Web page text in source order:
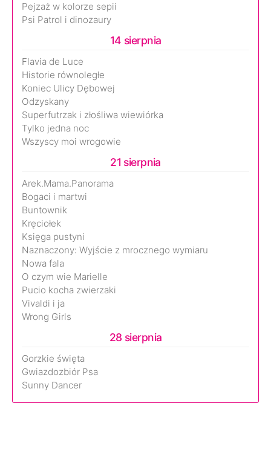
Pejzaż w kolorze sepii
Psi Patrol i dinozaury
14 sierpnia
Flavia de Luce
Historie równoległe
Koniec Ulicy Dębowej
Odzyskany
Superfutrzak i złośliwa wiewiórka
Tylko jedna noc
Wszyscy moi wrogowie
21 sierpnia
Arek.Mama.Panorama
Bogaci i martwi
Buntownik
Kręciołek
Księga pustyni
Naznaczony: Wyjście z mrocznego wymiaru
Nowa fala
O czym wie Marielle
Pucio kocha zwierzaki
Vivaldi i ja
Wrong Girls
28 sierpnia
Gorzkie święta
Gwiazdozbiór Psa
Sunny Dancer